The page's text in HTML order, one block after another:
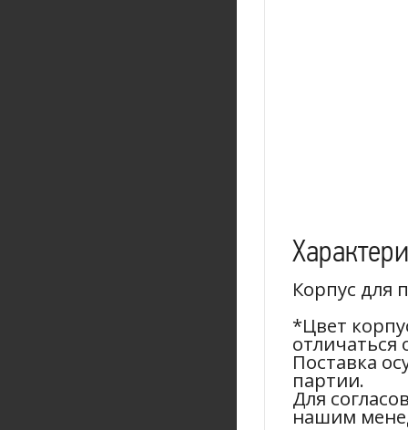
Корпус для
*Цвет
отличаться
Поставка
партии.
Для
нашим